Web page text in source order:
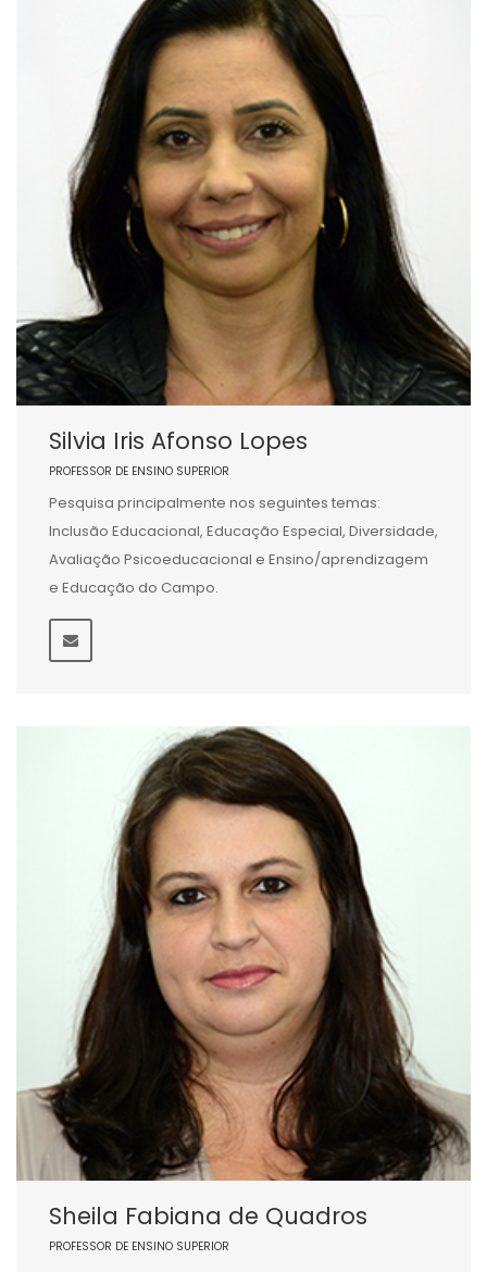
Silvia Iris Afonso Lopes
PROFESSOR DE ENSINO SUPERIOR
Pesquisa principalmente nos seguintes temas:
Inclusão Educacional, Educação Especial, Diversidade,
Avaliação Psicoeducacional e Ensino/aprendizagem
e Educação do Campo.
Sheila Fabiana de Quadros
PROFESSOR DE ENSINO SUPERIOR